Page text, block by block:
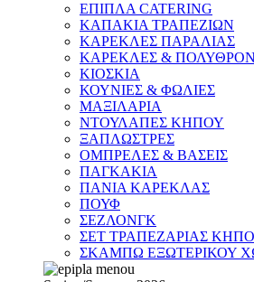
ΕΠΙΠΛΑ CATERING
ΚΑΠΑΚΙΑ ΤΡΑΠΕΖΙΩΝ
ΚΑΡΕΚΛΕΣ ΠΑΡΑΛΙΑΣ
ΚΑΡΕΚΛΕΣ &
ΚΙΟΣΚΙΑ
ΚΟΥΝΙΕΣ & ΦΩΛΙΕΣ
ΜΑΞΙΛΑΡΙΑ
ΝΤΟΥΛΑΠΕΣ ΚΗΠΟΥ
ΞΑΠΛΩΣΤΡΕΣ
ΟΜΠΡΕΛΕΣ & ΒΑΣΕΙΣ
ΠΑΓΚΑΚΙΑ
ΠΑΝΙΑ ΚΑΡΕΚΛΑΣ
ΠΟΥΦ
ΣΕΖΛΟΝΓΚ
ΣΕΤ ΤΡΑΠΕΖΑΡΙΑΣ
ΣΚΑΜΠΩ ΕΞΩΤΕΡΙΚΟΥ